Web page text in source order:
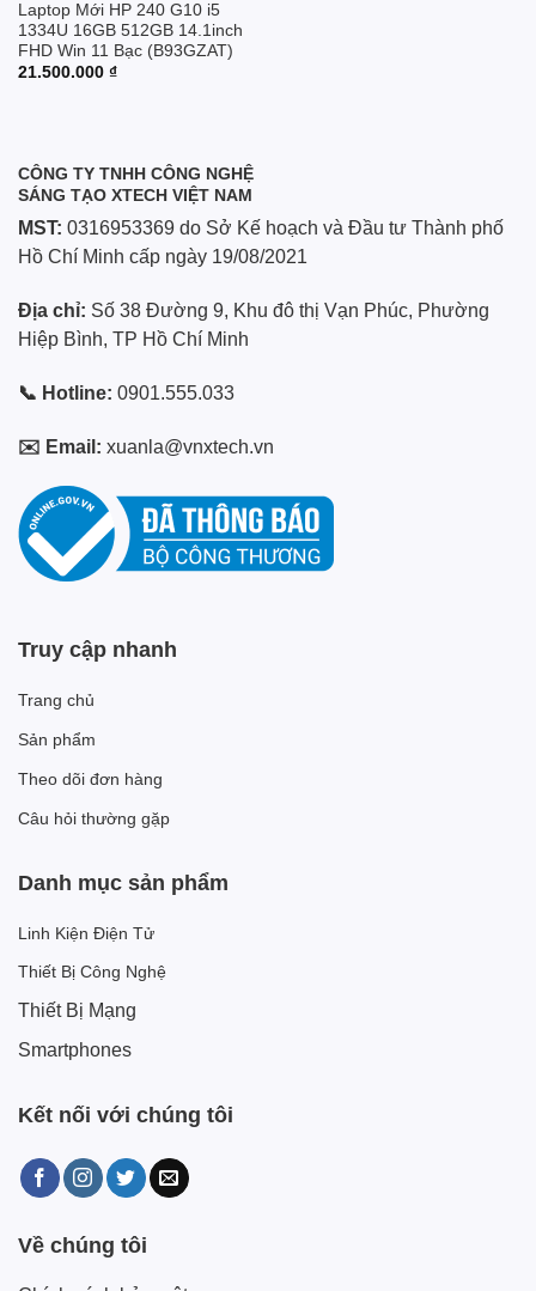
Laptop Mới HP 240 G10 i5
1334U 16GB 512GB 14.1inch
FHD Win 11 Bạc (B93GZAT)
21.500.000 ₫
CÔNG TY TNHH CÔNG NGHỆ
SÁNG TẠO XTECH VIỆT NAM
MST: 0316953369 do Sở Kế hoạch và Đầu tư Thành phố
Hồ Chí Minh cấp ngày 19/08/2021
Địa chỉ: Số 38 Đường 9, Khu đô thị Vạn Phúc, Phường
Hiệp Bình, TP Hồ Chí Minh
📞 Hotline: 0901.555.033
✉️ Email: xuanla@vnxtech.vn
Truy cập nhanh
Trang chủ
Sản phẩm
Theo dõi đơn hàng
Câu hỏi thường gặp
Danh mục sản phẩm
Linh Kiện Điện Tử
Thiết Bị Công Nghệ
Thiết Bị Mạng
Smartphones
Kết nối với chúng tôi
Về chúng tôi